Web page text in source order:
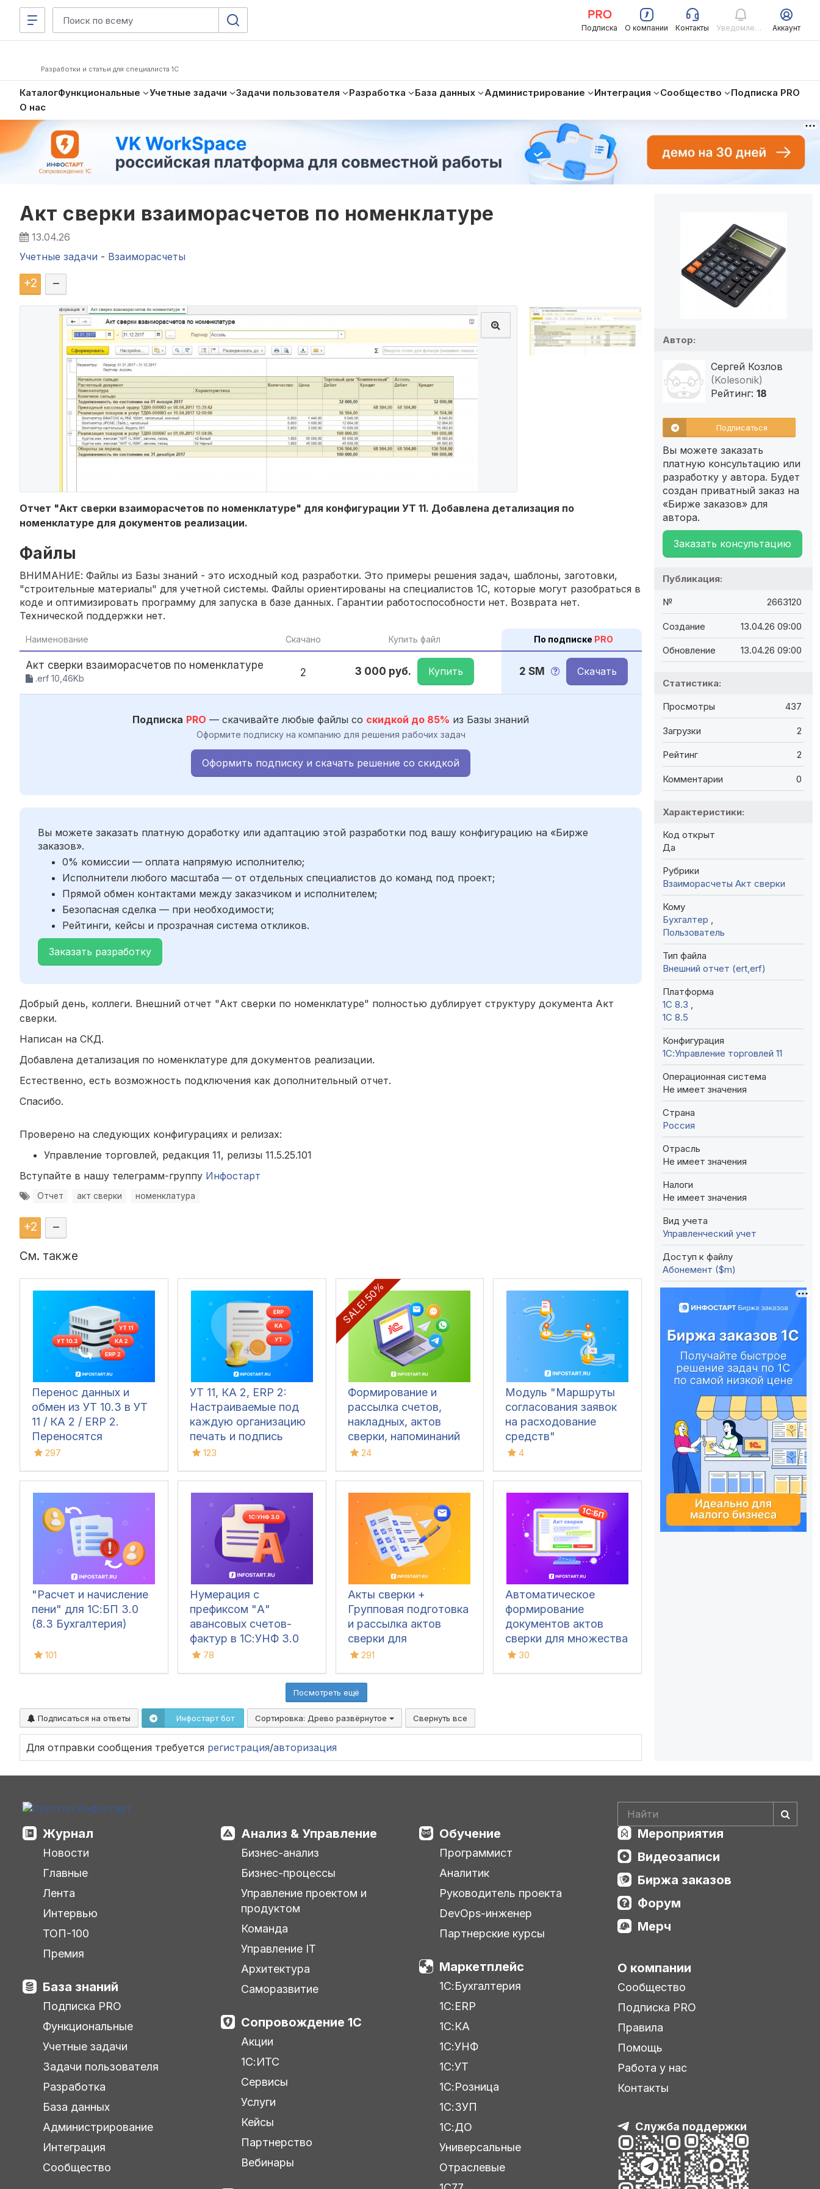
Подписка О компании Контакты Уведомления Аккаунт
Разработки и статьи для специалиста 1С
КаталогФункциональные Учетные задачи Задачи пользователя Разработка База данных Администрирование Интеграция Сообщество
Подписка PRO
О нас
Акт сверки взаиморасчетов по номенклатуре
13.04.26
Учетные задачи - Взаиморасчеты
+2 –
Отчет "Акт сверки взаиморасчетов по номенклатуре" для конфигурации УТ 11. Добавлена детализация по
номенклатуре для документов реализации.
Файлы
ВНИМАНИЕ: Файлы из Базы знаний - это исходный код разработки. Это примеры решения задач, шаблоны, заготовки,
"строительные материалы" для учетной системы. Файлы ориентированы на специалистов 1С, которые могут разобраться в
коде и оптимизировать программу для запуска в базе данных. Гарантии работоспособности нет. Возврата нет.
Технической поддержки нет.
Наименование Скачано Купить файл По подписке PRO
Акт сверки взаиморасчетов по номенклатуре
.erf 10,46Kb 2 3 000 руб. Купить 2 SM Скачать
Подписка PRO — скачивайте любые файлы со скидкой до 85% из Базы знаний
Оформите подписку на компанию для решения рабочих задач
Оформить подписку и скачать решение со скидкой
Вы можете заказать платную доработку или адаптацию этой разработки под вашу конфигурацию на «Бирже
заказов».
0% комиссии — оплата напрямую исполнителю;
Исполнители любого масштаба — от отдельных специалистов до команд под проект;
Прямой обмен контактами между заказчиком и исполнителем;
Безопасная сделка — при необходимости;
Рейтинги, кейсы и прозрачная система откликов.
Заказать разработку
Добрый день, коллеги. Внешний отчет "Акт сверки по номенклатуре" полностью дублирует структуру документа Акт
сверки.
Написан на СКД.
Добавлена детализация по номенклатуре для документов реализации.
Естественно, есть возможность подключения как дополнительный отчет.
Спасибо.
Проверено на следующих конфигурациях и релизах:
Управление торговлей, редакция 11, релизы 11.5.25.101
Вступайте в нашу телеграмм-группу Инфостарт
Отчет акт сверки номенклатура
+2 –
См. также
Перенос данных и
обмен из УТ 10.3 в УТ
11 / КА 2 / ERP 2.
Переносятся
документы,
297
УТ 11, КА 2, ERP 2:
Настраиваемые под
каждую организацию
печать и подпись
ответственных лиц в
(ТОРГ-12, Счёт-
фактура, УПД, УКД,
Заказ клиента, Акт
сверки, М-15 и др.)
123
SALE! 50%
Формирование и
рассылка счетов,
накладных, актов
сверки, напоминаний
об оплате из
через Email, SMS,
MAX, WhatsApp,
Telegram
24
Модуль "Маршруты
согласования заявок
на расходование
средств"
4
"Расчет и начисление
пени" для 1С:БП 3.0
(8.3 Бухгалтерия)
101
Нумерация с
префиксом "А"
авансовых счетов-
фактур в 1С:УНФ 3.0
78
Акты сверки +
Групповая подготовка
и рассылка актов
сверки для
Бухгалтерии 3.0
291
Автоматическое
формирование
документов актов
сверки для множества
контрагентов в 1С:БП
30
Посмотреть ещё
Подписаться на ответы Инфостарт бот Сортировка: Древо развёрнутое Свернуть все
Для отправки сообщения требуется регистрация/авторизация
Автор:
Сергей Козлов
(Kolesonik)
Рейтинг: 18
Подписаться
Вы можете заказать
платную консультацию или
разработку у автора. Будет
создан приватный заказ на
«Бирже заказов» для
автора.
Заказать консультацию
Публикация:
№ 2663120
Создание 13.04.26 09:00
Обновление 13.04.26 09:00
Статистика:
Просмотры 437
Загрузки 2
Рейтинг 2
Комментарии 0
Характеристики:
Код открыт
Да
Рубрики
Взаиморасчеты Акт сверки
Кому
Бухгалтер
Пользователь
Тип файла
Внешний отчет (ert,erf)
Платформа
1С 8.3
1С 8.5
Конфигурация
1С:Управление торговлей 11
Операционная система
Не имеет значения
Страна
Россия
Отрасль
Не имеет значения
Налоги
Не имеет значения
Вид учета
Управленческий учет
Доступ к файлу
Абонемент ($m)
Журнал
Новости
Главные
Лента
Интервью
ТОП-100
Премия
База знаний
Подписка PRO
Функциональные
Учетные задачи
Задачи пользователя
Разработка
База данных
Администрирование
Интеграция
Сообщество
Анализ & Управление
Бизнес-анализ
Бизнес-процессы
Управление проектом и
продуктом
Команда
Управление IT
Архитектура
Саморазвитие
Сопровождение 1С
Акции
1С:ИТС
Сервисы
Услуги
Кейсы
Партнерство
Вебинары
Обучение
Программист
Аналитик
Руководитель проекта
DevOps-инженер
Партнерские курсы
Маркетплейс
1С:Бухгалтерия
1С:ERP
1С:КА
1С:УНФ
1С:УТ
1С:Розница
1С:ЗУП
1С:ДО
Универсальные
Отраслевые
Мероприятия
Видеозаписи
Биржа заказов
Форум
Мерч
О компании
Сообщество
Подписка PRO
Правила
Помощь
Работа у нас
Контакты
Служба поддержки